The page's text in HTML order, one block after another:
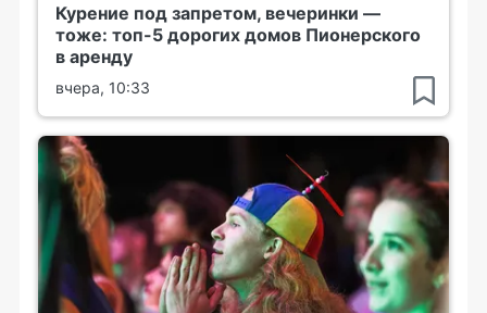
Курение под запретом, вечеринки —
тоже: топ-5 дорогих домов Пионерского
в аренду
вчера, 10:33